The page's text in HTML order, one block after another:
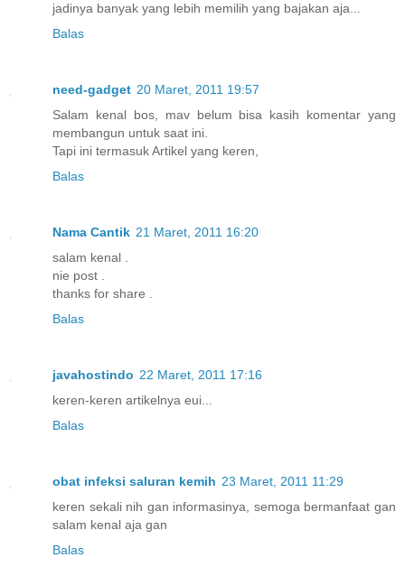
jadinya banyak yang lebih memilih yang bajakan aja...
Balas
need-gadget 20 Maret, 2011 19:57
Salam kenal bos, mav belum bisa kasih komentar yang
membangun untuk saat ini.
Tapi ini termasuk Artikel yang keren,
Balas
Nama Cantik 21 Maret, 2011 16:20
salam kenal .
nie post .
thanks for share .
Balas
javahostindo 22 Maret, 2011 17:16
keren-keren artikelnya eui...
Balas
obat infeksi saluran kemih 23 Maret, 2011 11:29
keren sekali nih gan informasinya, semoga bermanfaat gan
salam kenal aja gan
Balas